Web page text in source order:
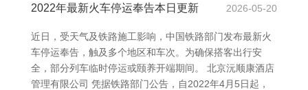
2022年最新火车停运奉告本日更新 2026-05-20
近日，受天气及铁路施工影响，中国铁路部门发布最新火
车停运奉告，触及多个地区和车次。为确保搭客出行安
全，部分列车临时停运或颐养开端期间。 北京沅顺康酒店
管理有限公司 凭据铁路部门公告，自2022年4月5日起，